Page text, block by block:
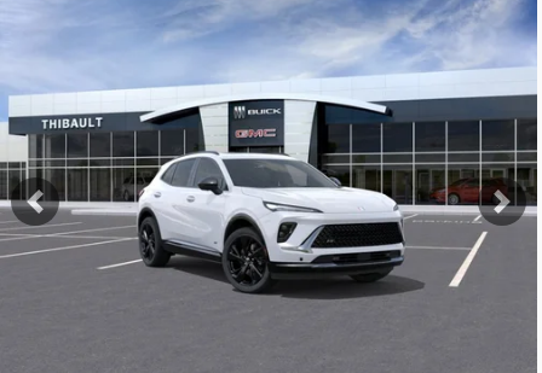
VOIR PLUS
Précédent